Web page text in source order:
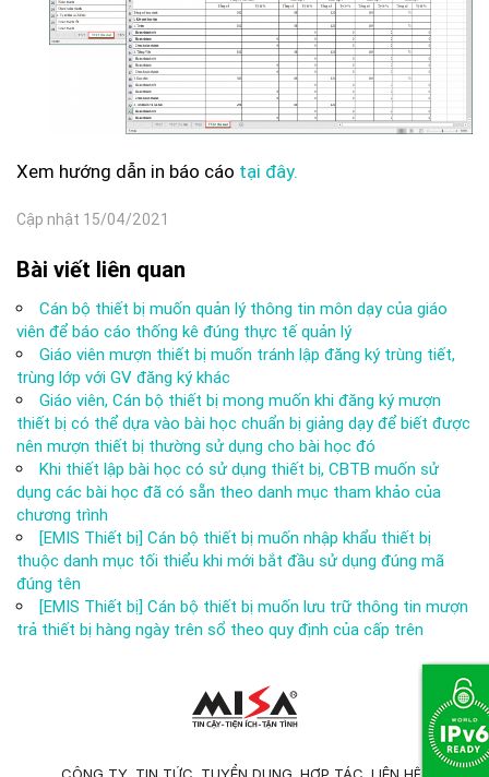
Xem hướng dẫn in báo cáo tại đây.
Cập nhật 15/04/2021
Bài viết liên quan
Cán bộ thiết bị muốn quản lý thông tin môn dạy của giáo
viên để báo cáo thống kê đúng thực tế quản lý
Giáo viên mượn thiết bị muốn tránh lập đăng ký trùng tiết,
trùng lớp với GV đăng ký khác
Giáo viên, Cán bộ thiết bị mong muốn khi đăng ký mượn
thiết bị có thể dựa vào bài học chuẩn bị giảng dạy để biết được
nên mượn thiết bị thường sử dụng cho bài học đó
Khi thiết lập bài học có sử dụng thiết bị, CBTB muốn sử
dụng các bài học đã có sẵn theo danh mục tham khảo của
chương trình
[EMIS Thiết bị] Cán bộ thiết bị muốn nhập khẩu thiết bị
thuộc danh mục tối thiểu khi mới bắt đầu sử dụng đúng mã
đúng tên
[EMIS Thiết bị] Cán bộ thiết bị muốn lưu trữ thông tin mượn
trả thiết bị hàng ngày trên sổ theo quy định của cấp trên